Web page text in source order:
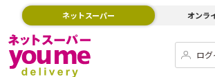
ネットスーパー オンラ
ログ